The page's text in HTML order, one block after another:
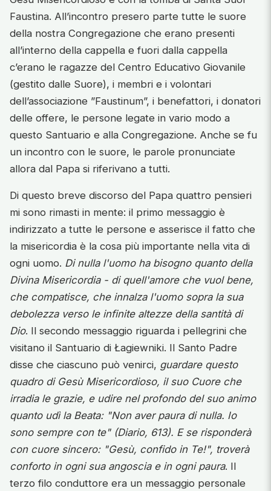
Faustina. All’incontro presero parte tutte le suore
della nostra Congregazione che erano presenti
all’interno della cappella e fuori dalla cappella
c’erano le ragazze del Centro Educativo Giovanile
(gestito dalle Suore), i membri e i volontari
dell’associazione ”Faustinum”, i benefattori, i donatori
delle offere, le persone legate in vario modo a
questo Santuario e alla Congregazione. Anche se fu
un incontro con le suore, le parole pronunciate
allora dal Papa si riferivano a tutti.
Di questo breve discorso del Papa quattro pensieri
mi sono rimasti in mente: il primo messaggio è
indirizzato a tutte le persone e asserisce il fatto che
la misericordia è la cosa più importante nella vita di
ogni uomo. Di nulla l'uomo ha bisogno quanto della
Divina Misericordia - di quell'amore che vuol bene,
che compatisce, che innalza l'uomo sopra la sua
debolezza verso le infinite altezze della santità di
Dio. Il secondo messaggio riguarda i pellegrini che
visitano il Santuario di Łagiewniki. Il Santo Padre
disse che ciascuno può venirci, guardare questo
quadro di Gesù Misericordioso, il suo Cuore che
irradia le grazie, e udire nel profondo del suo animo
quanto udì la Beata: "Non aver paura di nulla. Io
sono sempre con te" (Diario, 613). E se risponderà
con cuore sincero: "Gesù, confido in Te!", troverà
conforto in ogni sua angoscia e in ogni paura. Il
terzo filo conduttore era un messaggio personale